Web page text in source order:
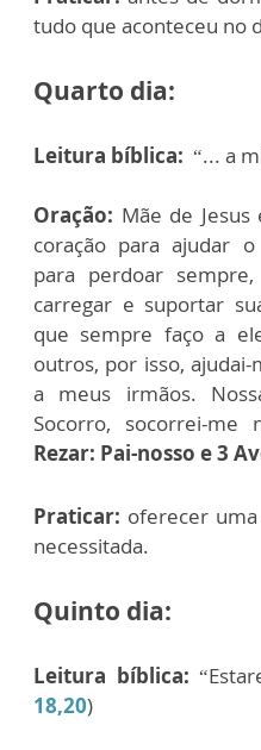
tudo que aconteceu no
Quarto dia:
Leitura bíblica: “... a
Oração: Mãe de
coração para ajudar
para perdoar
carregar e suportar
que sempre faço a
outros, por isso,
a meus irmãos.
Socorro, socorrei-
Rezar: Pai-nosso e 3
Praticar: oferecer
necessitada.
Quinto dia:
Leitura bíblica:
18,20)